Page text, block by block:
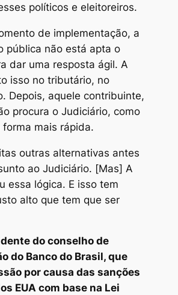
políticos e eleitoreiros.
de implementação, a
pública não está apta o
dar uma resposta ágil. A
isso no tributário, no
Depois, aquele contribuinte,
procura o Judiciário, como
mais rápida.
outras alternativas antes
ao Judiciário. [Mas] A
essa lógica. E isso tem
alto que tem que ser
do conselho de
do Banco do Brasil, que
por causa das sanções
EUA com base na Lei